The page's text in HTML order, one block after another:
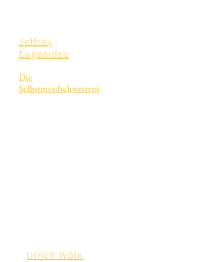
Jeffrey
Eugenides
Die
Selbstmordschwestern
Ulrich Wölk